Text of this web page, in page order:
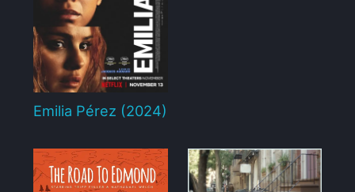
Emilia Pérez (2024)